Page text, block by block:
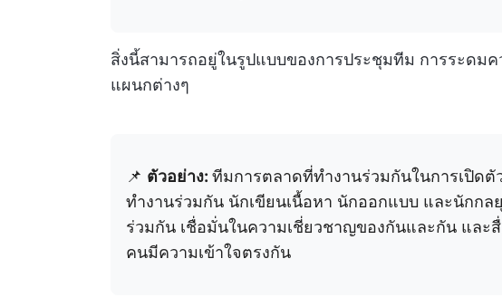
สิ่งนี้สามารถอยู่ในรูปแบบของการประชุมทีม การระดม
แผนกต่างๆ
📌 ตัวอย่าง: ทีมการตลาดที่ทำงานร่วมกันในการเปิด
ทำงานร่วมกัน นักเขียนเนื้อหา นักออกแบบ และนักกล
ร่วมกัน เชื่อมั่นในความเชี่ยวชาญของกันและกัน และสื่
คนมีความเข้าใจตรงกัน